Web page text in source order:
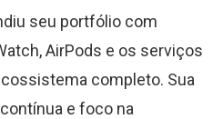
seu portfólio com
AirPods e os serviços
completo. Sua
e foco na